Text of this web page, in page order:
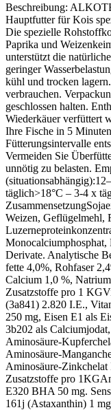
Beschreibung:
Hauptfutter für Kois
Die spezielle
Paprika und
unterstützt die
geringer
kühl und trocken
verbrauchen.
geschlossen halten.
Wiederkäuer verfüttert
Ihre Fische in 5
Fütterungsintervalle
Vermeiden Sie
unnötig zu belasten.
täglich>18°C – 3-4 x
Weizen, Geflügelmehl,
Monocalciumphosphat,
Derivate. Analytische
fette 4,0%, Rohfaser
Calcium 1,0 %,
Zusatzstoffe pro 1
(3a841) 2.820 I.E.,
250 mg, Eisen E1 als
3b202 als
Aminosäure-
Aminosäure-
Aminosäure-
Zusatzstoffe pro
E320 BHA 50 mg.
161j (Astaxanthin) 1